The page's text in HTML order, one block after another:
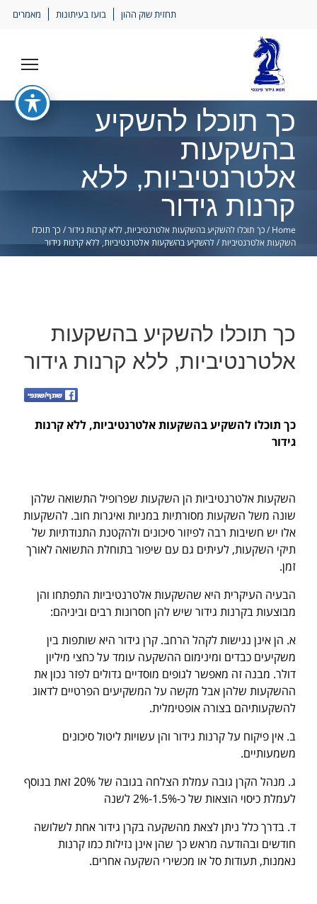
תחזית שוק ההון בועז בעיתונות מאמרים
כך תוכלו להשקיע
בהשקעות
אלטרנטיביות, ללא
קרנות גידור
Home
/כך תוכלו להשקיע בהשקעות אלטרנטיביות, ללא קרנות גידור/
השקעות אלטרנטיביות/
כך תוכלו
להשקיע בהשקעות אלטרנטיביות, ללא קרנות גידור
כך תוכלו להשקיע בהשקעות
אלטרנטיביות, ללא קרנות גידור
כך תוכלו להשקיע בהשקעות אלטרנטיביות, ללא קרנות
גידור
השקעות אלטרנטיביות הן השקעות שפרופיל התשואה שלהן
שונה משל השקעות מסורתיות במניות ואיגרות חוב. להשקעות
אלו יש חשיבות רבה לפיזור סיכונים ולהקטנת התנודתיות של
תיקי השקעות, לעיתים גם עם שיפור בתוחלת התשואה לאורך
זמן.
הבעיה העיקרית היא שהשקעות אלטרנטיביות התפתחו והן
מבוצעות בקרנות גידור שיש להן חסרונות רבים וביניהם:
א. הן אינן נגישות לקהל הרחב. קרן גידור היא שותפות בין
משקיעים כבדים ומינימום ההשקעה עומד על כחצי מיליון
דולר. מבנה זה מאפשר לגופים מוסדיים גדולים לפזר נכון את
ההשקעות שלהן אבל מקשה על המשקיעים הפרטיים לדאוג
להשקעותיהם בצורה אופטימלית.
ב. אין פיקוח על קרנות גידור והן עשויות ליטול סיכונים
משמעותיים.
ג. מנהל הקרן גובה עמלת הצלחה בגובה של 20% זאת בנוסף
לעמלת כיסוי הוצאות של כ-1.5%-2% לשנה
ד. בדרך כלל ניתן לצאת מהשקעה בקרן גידור אחת לשלושה
חודשים ובהודעה מראש כך שהן אינן נזילות כמו קרנות
נאמנות, תעודות סל או מכשירי השקעה אחרים.